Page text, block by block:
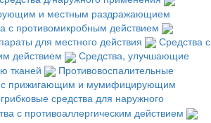
и местным раздражающием
с противомикробным действием
для местного действия
Средства с
действием
Средства, улучшающие
тканей
Противовоспалительные
с прижигающим и мумифицирующим
средства для наружного
с противоаллергическим действием